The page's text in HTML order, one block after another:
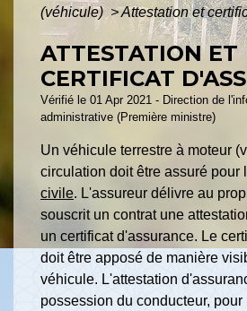
(véhicule) >Attestation et
ATTESTATION ET
CERTIFICAT
Vérifié le 01 Apr 2021 - Direction de
administrative (Première ministre)
Un véhicule terrestre à moteur
circulation doit être assuré pour
civile. L'assureur délivre au
souscrit un contrat une
un certificat d'assurance. Le
doit être apposé de manière
véhicule. L'attestation
possession du conducteur, pour